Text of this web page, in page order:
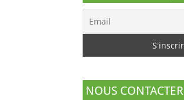
NOUS CONTACTER